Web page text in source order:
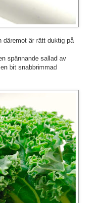
är rätt duktig på
spännande sallad av
bit snabbrimmad